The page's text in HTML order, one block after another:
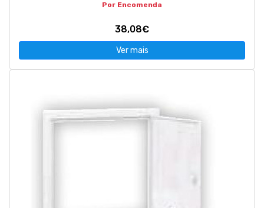
Por Encomenda
38,08€
Ver mais